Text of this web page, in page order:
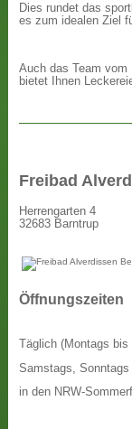
Dies rundet das
es zum idealen Ziel
Auch das Team
bietet Ihnen
Freibad
Herrengarten 4
32683 Barntrup
Öffnungszeiten
Täglich (Montags
Samstags, Sonntags
in den NRW-